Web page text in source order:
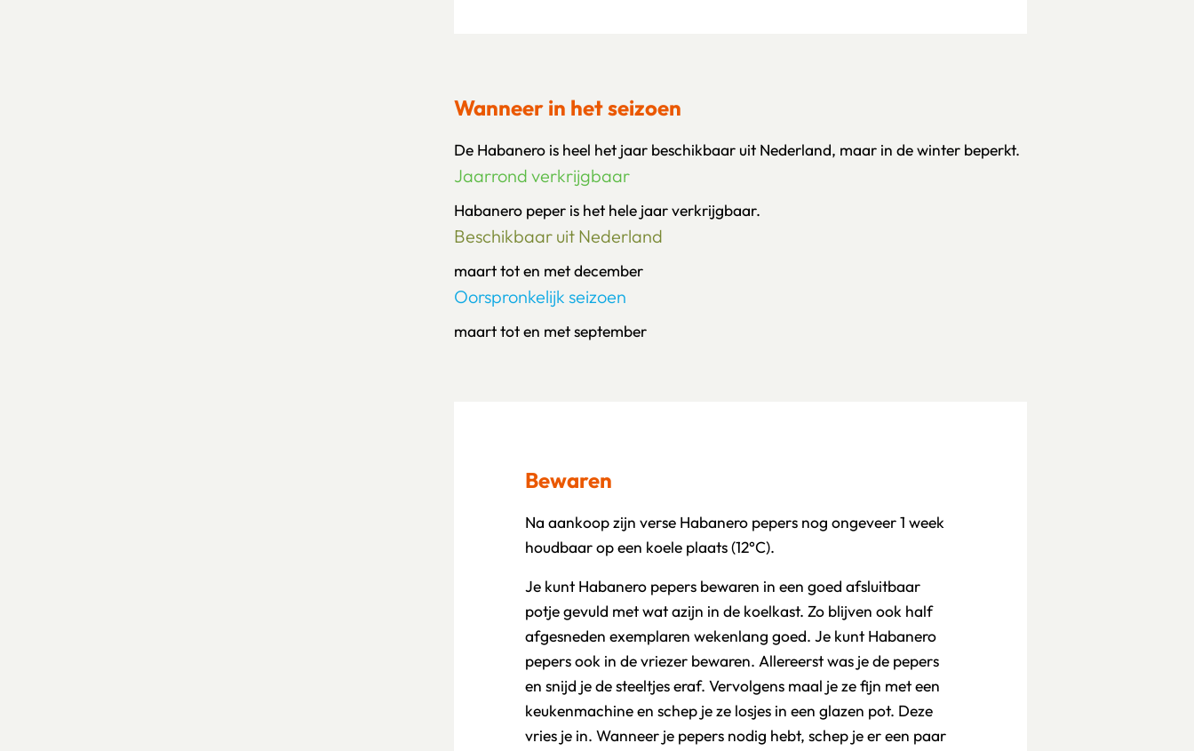
Wanneer in het seizoen
De Habanero is heel het jaar beschikbaar uit Nederland, maar in de winter beperkt.
Jaarrond verkrijgbaar
Habanero peper is het hele jaar verkrijgbaar.
Beschikbaar uit Nederland
maart tot en met december
Oorspronkelijk seizoen
maart tot en met september
Bewaren
Na aankoop zijn verse Habanero pepers nog ongeveer 1 week
houdbaar op een koele plaats (12°C).
Je kunt Habanero pepers bewaren in een goed afsluitbaar
potje gevuld met wat azijn in de koelkast. Zo blijven ook half
afgesneden exemplaren wekenlang goed. Je kunt Habanero
pepers ook in de vriezer bewaren. Allereerst was je de pepers
en snijd je de steeltjes eraf. Vervolgens maal je ze fijn met een
keukenmachine en schep je ze losjes in een glazen pot. Deze
vries je in. Wanneer je pepers nodig hebt, schep je er een paar